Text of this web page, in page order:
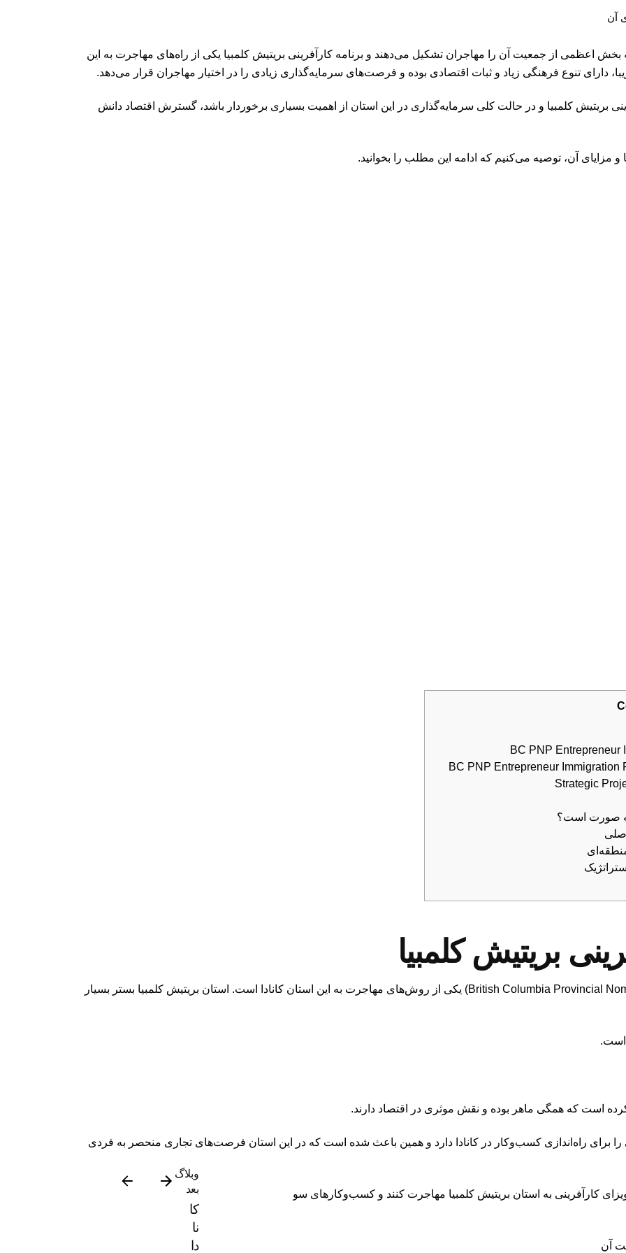
آن
بخش اعظمی از جمعیت آن را مهاجران تشکیل می‌دهند و برنامه کارآفرینی بریتیش کلمبیا یکی از راه‌های مهاجرت به این
دارای تنوع فرهنگی زیاد و ثبات اقتصادی بوده و فرصت‌های سرمایه‌گذاری زیادی را در اختیار مهاجران قرار می‌دهد.
بریتیش کلمبیا و در حالت کلی سرمایه‌گذاری در این استان از اهمیت بسیاری برخوردار باشد، گسترش اقتصاد دانش
و مزایای آن، توصیه می‌کنیم که ادامه این مطلب را بخوانید.
چه صورت است؟
بریتیش کلمبیا
کارآفرینی بریتیش کلمبیا (British Columbia Provincial Nominee Program-BC PNP) یکی از روش‌های مهاجرت به این استان کانادا است. استان بریتیش کلمبیا بستر بسیار
را برای راه‌اندازی کسب‌وکار در کانادا دارد و همین باعث شده است که در این استان فرصت‌های تجاری منحصر به فردی
کارآفرینی به استان بریتیش کلمبیا مهاجرت کنند و کسب‌وکارهای سوددهی داشته باشند. البته برنامه کارآفرینی
آن
وبلاگ
بعد
کا
نا
دا